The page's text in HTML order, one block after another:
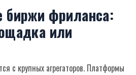
биржи фриланса:
или
с крупных агрегаторов. Платформы